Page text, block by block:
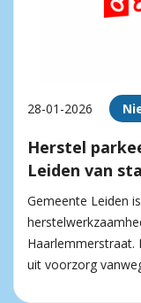
28-01-2026
Herstel
Leiden van
Gemeente Leiden
Haarlemmerstraat.
uit voorzorg